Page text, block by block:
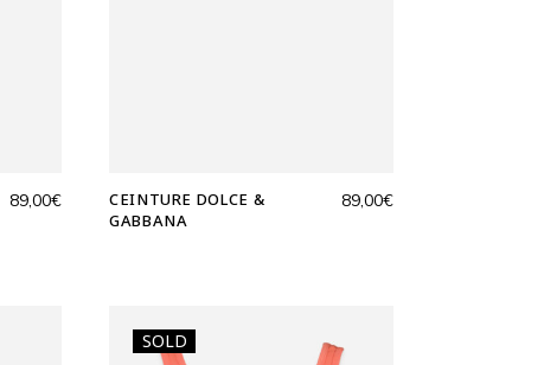
89,00€
CEINTURE DOLCE &
GABBANA
89,00€
SOLD